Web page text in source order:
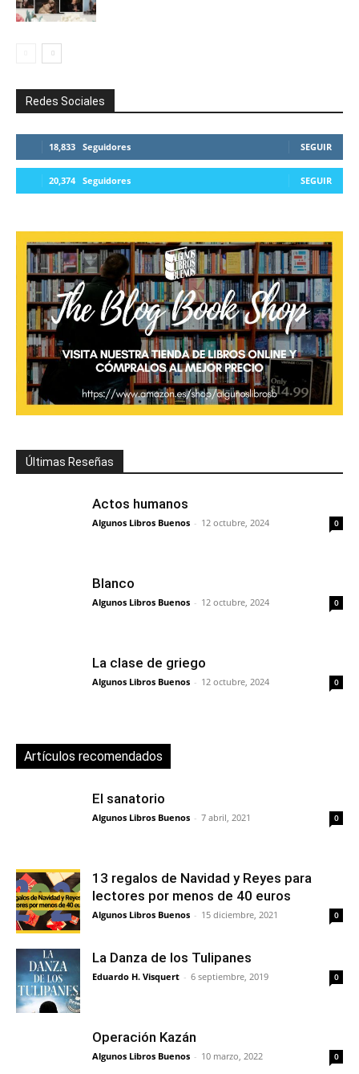
Redes Sociales
18,833 Seguidores SEGUIR
20,374 Seguidores SEGUIR
Últimas Reseñas
Actos humanos
Algunos Libros Buenos - 12 octubre, 2024 0
Blanco
Algunos Libros Buenos - 12 octubre, 2024 0
La clase de griego
Algunos Libros Buenos - 12 octubre, 2024 0
Artículos recomendados
El sanatorio
Algunos Libros Buenos - 7 abril, 2021 0
13 regalos de Navidad y Reyes para
lectores por menos de 40 euros
Algunos Libros Buenos - 15 diciembre, 2021 0
La Danza de los Tulipanes
Eduardo H. Visquert - 6 septiembre, 2019 0
Operación Kazán
Algunos Libros Buenos - 10 marzo, 2022 0